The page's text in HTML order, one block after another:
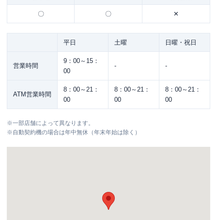
〇 〇 ✕
平日 土曜 日曜・祝日
営業時間
9：00～15：
00
- -
ATM営業時間
8：00～21：
00
8：00～21：
00
8：00～21：
00
※一部店舗によって異なります。
※自動契約機の場合は年中無休（年末年始は除く）